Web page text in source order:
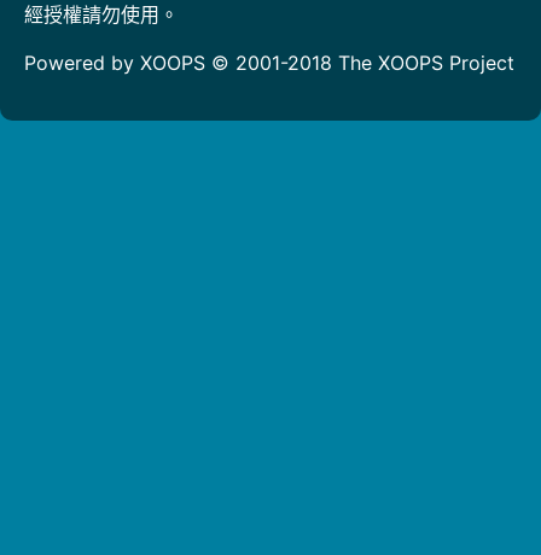
經授權請勿使用。
Powered by XOOPS © 2001-2018 The XOOPS Project